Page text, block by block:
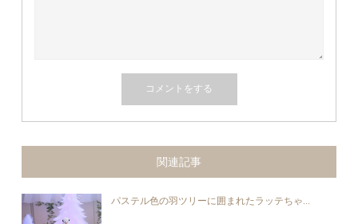
関連記事
パステル色の羽ツリーに囲まれたラッテちゃ...